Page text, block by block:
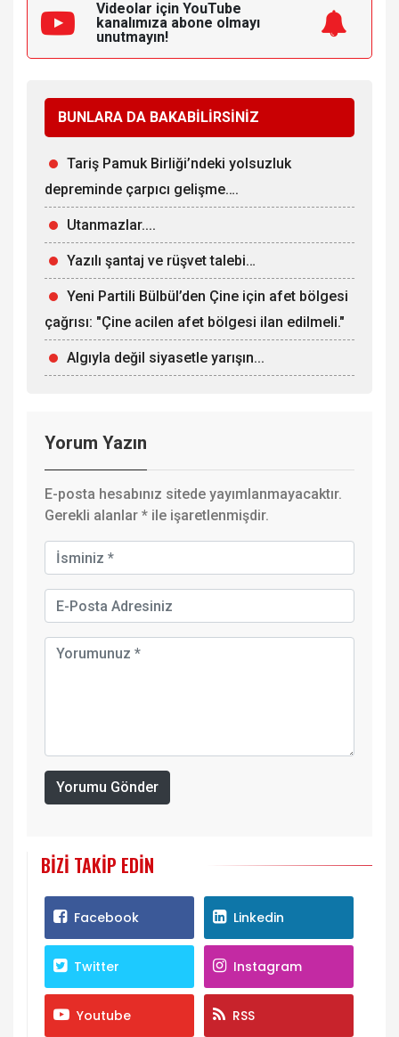
Videolar için YouTube
kanalımıza abone olmayı
unutmayın!
BUNLARA DA BAKABİLİRSİNİZ
Tariş Pamuk Birliği’ndeki yolsuzluk
depreminde çarpıcı gelişme….
Utanmazlar....
Yazılı şantaj ve rüşvet talebi…
Yeni Partili Bülbül’den Çine için afet bölgesi
çağrısı: "Çine acilen afet bölgesi ilan edilmeli."
Algıyla değil siyasetle yarışın...
Yorum Yazın
E-posta hesabınız sitede yayımlanmayacaktır.
Gerekli alanlar * ile işaretlenmişdir.
Yorumu Gönder
BIZI TAKIP EDIN
Facebook Linkedin
Twitter Instagram
Youtube RSS